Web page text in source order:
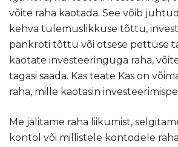
võite raha kaotada. See võib
kehva tulemuslikkuse tõttu,
pankroti tõttu või otsese pettuse
kaotate investeeringuga raha,
tagasi saada. Kas teate Kas on
raha, mille kaotasin
Me jälitame raha liikumist,
kontol või millistele kontodele